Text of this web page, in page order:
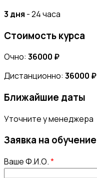
3 дня - 24 часа
Стоимость курса
Очно: 36000 ₽
Дистанционно: 36000 ₽
Ближайшие даты
Уточните у менеджера
Заявка на обучение
Ваше Ф.И.О.*